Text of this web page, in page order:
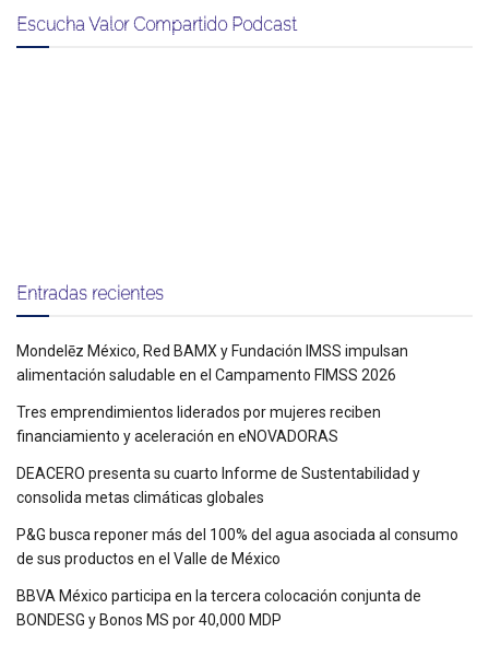
Escucha Valor Compartido Podcast
Entradas recientes
Mondelēz México, Red BAMX y Fundación IMSS impulsan
alimentación saludable en el Campamento FIMSS 2026
Tres emprendimientos liderados por mujeres reciben
financiamiento y aceleración en eNOVADORAS
DEACERO presenta su cuarto Informe de Sustentabilidad y
consolida metas climáticas globales
P&G busca reponer más del 100% del agua asociada al consumo
de sus productos en el Valle de México
BBVA México participa en la tercera colocación conjunta de
BONDESG y Bonos MS por 40,000 MDP